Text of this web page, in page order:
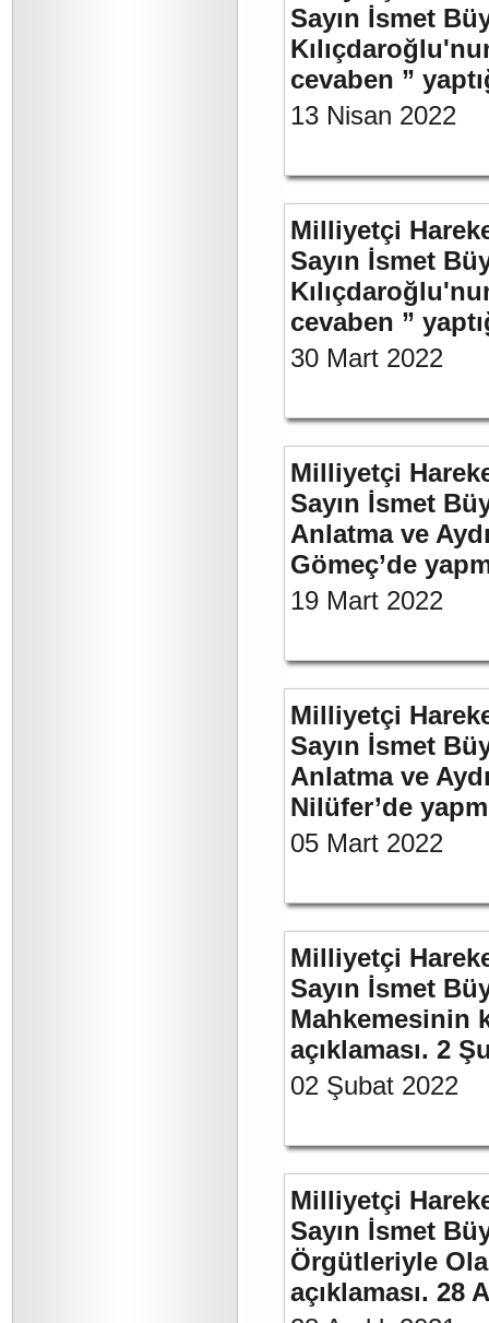
Sayın İsmet
cevaben ”
13 Nisan 2022
Milliyetçi
Sayın İsmet
cevaben ”
30 Mart 2022
Milliyetçi
Sayın İsmet
Anlatma ve
Gömeç’de
19 Mart 2022
Milliyetçi
Sayın İsmet
Anlatma ve
Nilüfer’de
05 Mart 2022
Milliyetçi
Sayın İsmet
Mahkemesinin
açıklaması. 2
02 Şubat 2022
Milliyetçi
Sayın İsmet
Örgütleriyle
açıklaması. 28